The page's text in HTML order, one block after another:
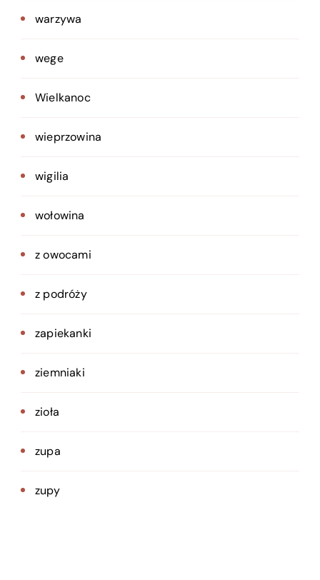
warzywa
wege
Wielkanoc
wieprzowina
wigilia
wołowina
z owocami
z podróży
zapiekanki
ziemniaki
zioła
zupa
zupy